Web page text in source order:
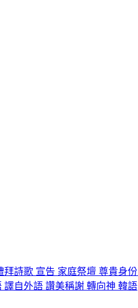
拜詩歌 宣告 家庭祭壇 尊貴身份
譯自外語 讚美稱謝 轉向神 韓語